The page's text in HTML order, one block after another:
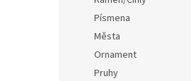
Písmena
Města
Ornament
Pruhy